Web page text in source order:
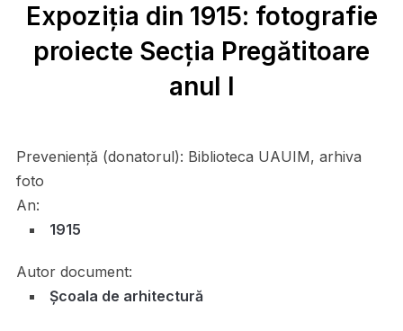
Expoziția din 1915: fotografie
proiecte Secția Pregătitoare
anul I
Preveniență (donatorul): Biblioteca UAUIM, arhiva
foto
An:
1915
Autor document:
Școala de arhitectură